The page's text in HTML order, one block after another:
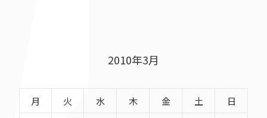
2010年3月
月 火 水 木 金 土
日